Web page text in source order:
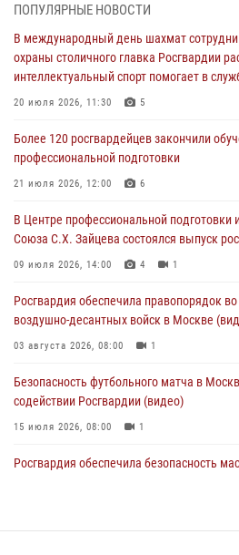
матче в Москве обеспечила Росгвардия
06 августа 2026, 08:30
Столичные росгвардейцы задержали
05 августа 2026, 12:39
Московские росгвардейцы обеспечили
05 августа 2026, 12:35
Делегация МВД Республики Беларусь
04 августа 2026, 18:16 5
ПОПУЛЯРНЫЕ НОВОСТИ
В международный день шахмат
охраны столичного главка Росгвардии
интеллектуальный спорт помогает в
20 июля 2026, 11:30 5
Более 120 росгвардейцев закончили
профессиональной подготовки
21 июля 2026, 12:00 6
В Центре профессиональной подготовки
Союза С.Х. Зайцева состоялся выпуск
09 июля 2026, 14:00 4 1
Росгвардия обеспечила правопорядок
воздушно-десантных войск в Москве
03 августа 2026, 08:00 1
Безопасность футбольного матча в
содействии Росгвардии (видео)
15 июля 2026, 08:00 1
Росгвардия обеспечила безопасность